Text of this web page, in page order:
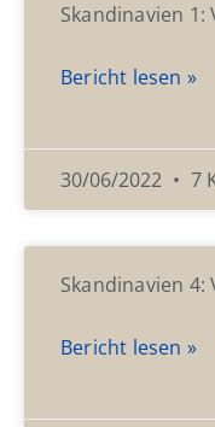
Skandinavien 1:
Bericht lesen »
30/06/2022 7
Skandinavien
Bericht lesen »